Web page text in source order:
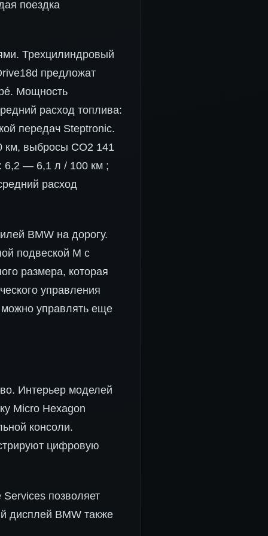
поездка
Трехцилиндровый
предложат
Мощность
расход топлива:
передач Steptronic.
км, выбросы CO2 141
6,2 — 6,1 л / 100 км ;
расход
BMW на дорогу.
подвеской M с
размера, которая
управления
можно управлять еще
Интерьер моделей
Micro Hexagon
консоли.
цифровую
позволяет
дисплей BMW также